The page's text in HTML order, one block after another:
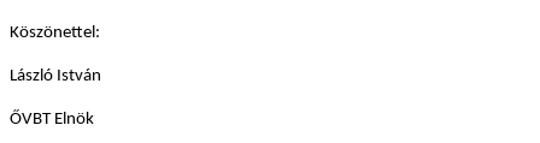
Köszönettel:
László István
ŐVBT Elnök